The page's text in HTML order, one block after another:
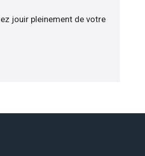
jouir pleinement de votre